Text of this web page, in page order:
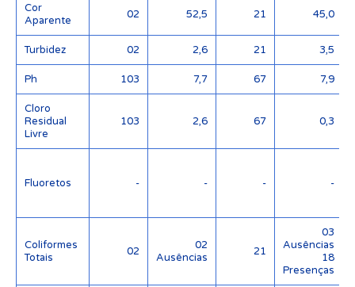
Cor
Aparente
02 52,5 21 45,0
Turbidez 02 2,6 21 3,5
Ph 103 7,7 67 7,9
Cloro
Residual
Livre
103 2,6 67 0,3
Fluoretos - - - -
Coliformes
Totais
02
02
Ausências
21
03
Ausências
18
Presenças